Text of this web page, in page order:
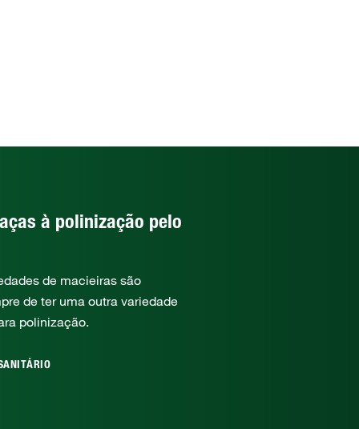
à polinização pelo
de macieiras são
de ter uma outra variedade
polinização.